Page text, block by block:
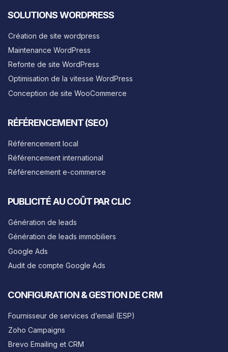
SOLUTIONS WORDPRESS
Création de site wordpress
Maintenance WordPress
Refonte de site WordPress
Optimisation de la vitesse WordPress
Conception de site WooCommerce
RÉFÉRENCEMENT (SEO)
Référencement local
Référencement international
Référencement e-commerce
PUBLICITÉ AU COÛT PAR CLIC
Génération de leads
Génération de leads immobiliers
Google Ads
Audit de compte Google Ads
CONFIGURATION & GESTION DE CRM
Fournisseur de services d’email (ESP)
Zoho Campaigns
Brevo Emailing et CRM